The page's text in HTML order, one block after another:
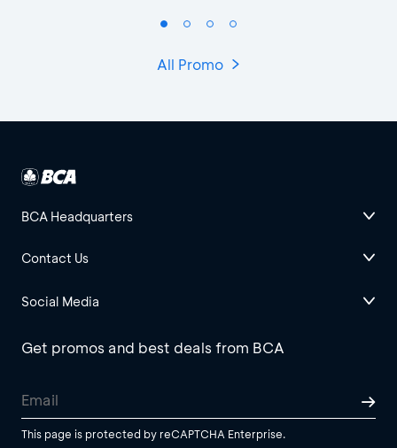
All Promo
BCA Headquarters
Contact Us
Social Media
Get promos and best deals from BCA
This page is protected by reCAPTCHA Enterprise.